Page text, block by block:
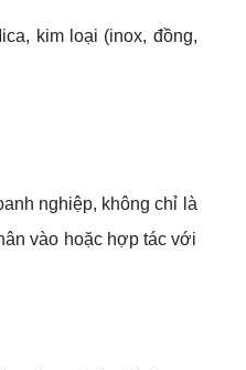
kim loại (inox, đồng,
nghiệp, không chỉ là
vào hoặc hợp tác với